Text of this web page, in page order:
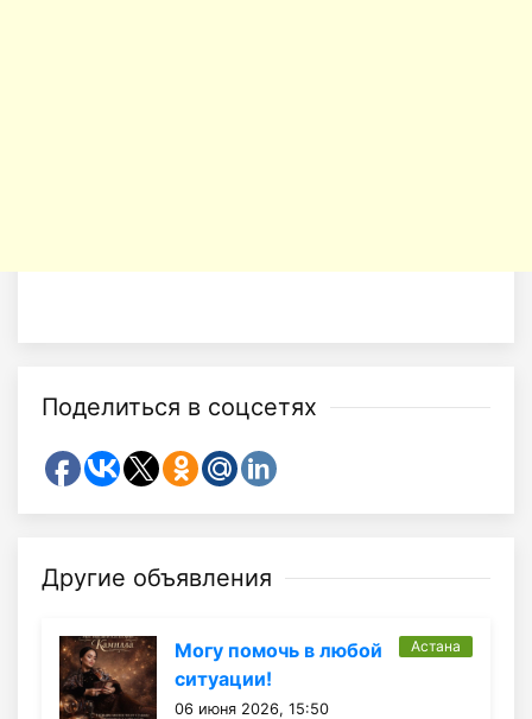
Поделиться в соцсетях
Другие объявления
Могу помочь в любой
ситуации!
06 июня 2026, 15:50
Астана